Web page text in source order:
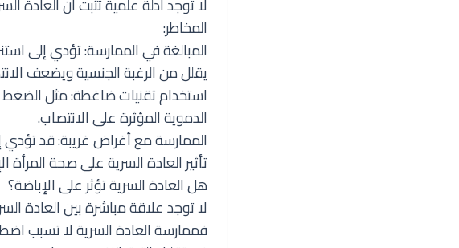
المخاطر:
المبالغة في الممارسة: تؤدي إلى
يقلل من الرغبة الجنسية ويضعف
استخدام تقنيات ضاغطة: مثل الضغط
الدموية المؤثرة على الانتصاب.
الممارسة مع أغراض غريبة: قد تؤدي
تأثير العادة السرية على صحة المرأة
هل العادة السرية تؤثر على الإباضة؟
لا توجد علاقة مباشرة بين العادة
فممارسة العادة السرية لا تسبب